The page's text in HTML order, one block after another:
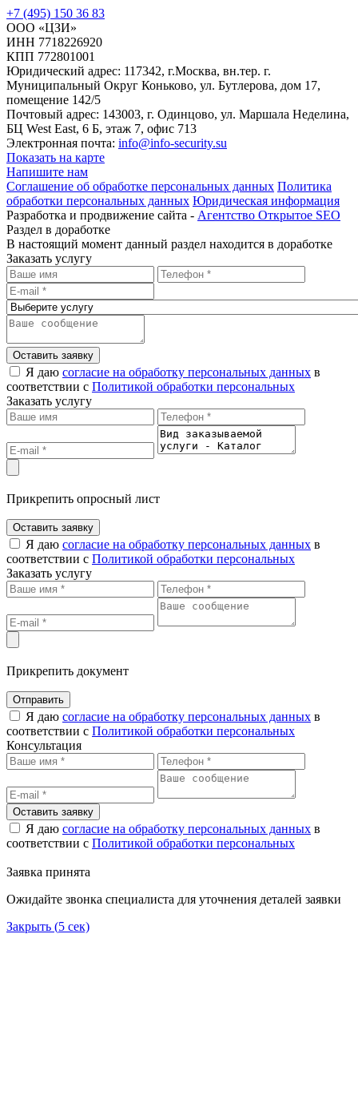
+7 (495) 150 36 83
ООО «ЦЗИ»
ИНН 7718226920
КПП 772801001
Юридический адрес: 117342, г.Москва, вн.тер. г.
Муниципальный Округ Коньково, ул. Бутлерова, дом 17,
помещение 142/5
Почтовый адрес: 143003, г. Одинцово, ул. Маршала Неделина,
БЦ West East, 6 Б, этаж 7, офис 713
Электронная почта: info@info-security.su
Показать на карте
Напишите нам
Соглашение об обработке персональных данных Политика
обработки персональных данных Юридическая информация
Разработка и продвижение сайта - Агентство Открытое SEO
Раздел в доработке
В настоящий момент данный раздел находится в доработке
Заказать услугу
Оставить заявку
Я даю согласие на обработку персональных данных в
соответствии с Политикой обработки персональных
Заказать услугу
Прикрепить опросный лист
Оставить заявку
Я даю согласие на обработку персональных данных в
соответствии с Политикой обработки персональных
Заказать услугу
Прикрепить документ
Отправить
Я даю согласие на обработку персональных данных в
соответствии с Политикой обработки персональных
Консультация
Оставить заявку
Я даю согласие на обработку персональных данных в
соответствии с Политикой обработки персональных
Заявка принята
Ожидайте звонка специалиста для уточнения деталей заявки
Закрыть (5 сек)